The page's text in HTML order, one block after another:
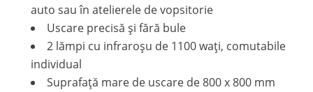
auto sau în atelierele de vopsitorie
Uscare precisă și fără bule
2 lămpi cu infraroșu de 1100 wați, comutabile
individual
Suprafață mare de uscare de 800 x 800 mm